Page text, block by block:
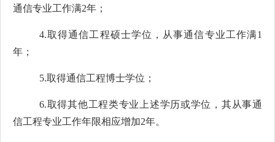
通信专业工作满2年；
4.取得通信工程硕士学位，从事通信专业工作满1
年；
5.取得通信工程博士学位；
6.取得其他工程类专业上述学历或学位，其从事通
信工程专业工作年限相应增加2年。